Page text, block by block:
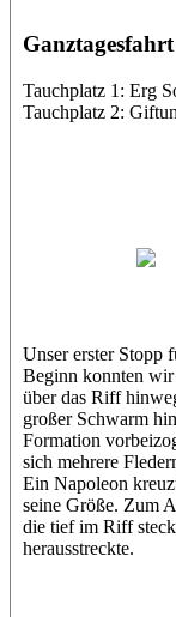
Ganztagesfahrt
Tauchplatz 1: Erg
Tauchplatz 2:
Unser erster Stopp
Beginn konnten wir
über das Riff
großer Schwarm
Formation
sich mehrere
Ein Napoleon
seine Größe. Zum
die tief im Riff
herausstreckte.